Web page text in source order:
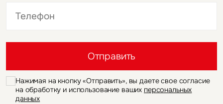
Отправить
Нажимая на кнопку «Отправить», вы даете свое согласие
на обработку и использование ваших персональных
данных